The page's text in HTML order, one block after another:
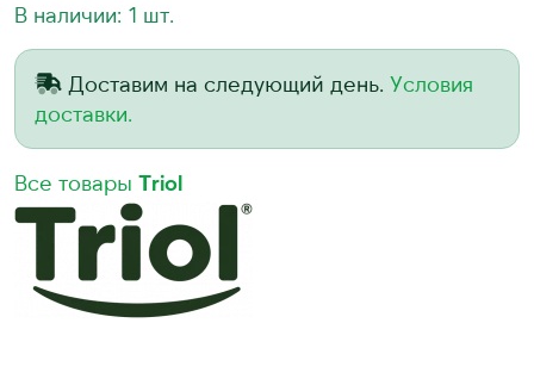
В наличии: 1 шт.
Доставим на следующий день. Условия
доставки.
Все товары Triol